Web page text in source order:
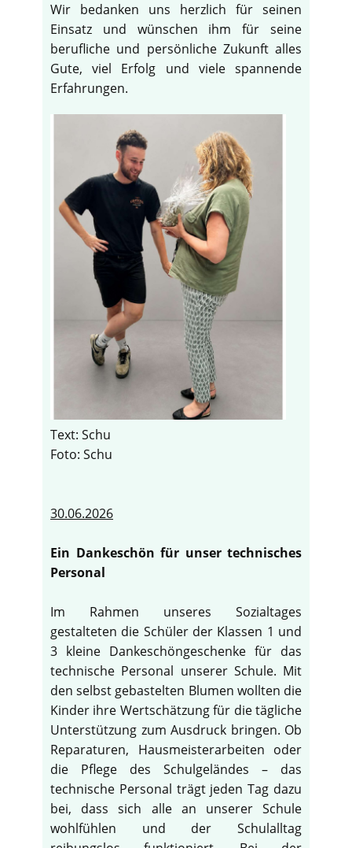
Wir bedanken uns herzlich für seinen
Einsatz und wünschen ihm für seine
berufliche und persönliche Zukunft alles
Gute, viel Erfolg und viele spannende
Erfahrungen.
Text: Schu
Foto: Schu
30.06.2026
Ein Dankeschön für unser technisches
Personal
Im Rahmen unseres Sozialtages
gestalteten die Schüler der Klassen 1 und
3 kleine Dankeschöngeschenke für das
technische Personal unserer Schule. Mit
den selbst gebastelten Blumen wollten die
Kinder ihre Wertschätzung für die tägliche
Unterstützung zum Ausdruck bringen. Ob
Reparaturen, Hausmeisterarbeiten oder
die Pflege des Schulgeländes – das
technische Personal trägt jeden Tag dazu
bei, dass sich alle an unserer Schule
wohlfühlen und der Schulalltag